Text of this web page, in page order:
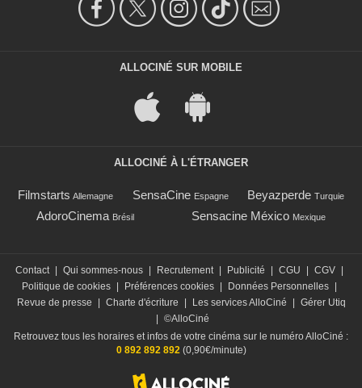
ALLOCINÉ SUR MOBILE
ALLOCINÉ À L'ÉTRANGER
Filmstarts Allemagne SensaCine Espagne Beyazperde Turquie
AdoroCinema Brésil Sensacine México Mexique
Contact Qui sommes-nous Recrutement Publicité CGU CGV
Politique de cookies
Préférences cookies Données Personnelles
Revue de presse
Charte d'écriture Les services AlloCiné
Gérer Utiq
©AlloCiné
Retrouvez tous les horaires et infos de votre cinéma sur le numéro AlloCiné :
0 892 892 892(0,90€/minute)